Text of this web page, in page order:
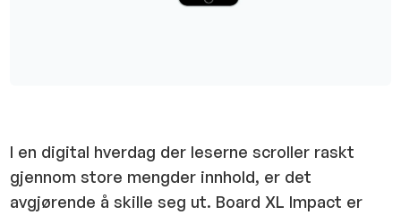
I en digital hverdag der leserne scroller raskt
gjennom store mengder innhold, er det
avgjørende å skille seg ut. Board XL Impact er